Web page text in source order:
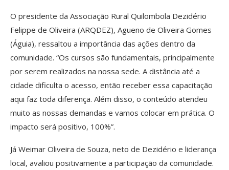
O presidente da Associação Rural Quilombola Dezidério
Felippe de Oliveira (ARQDEZ), Agueno de Oliveira Gomes
(Águia), ressaltou a importância das ações dentro da
comunidade. “Os cursos são fundamentais, principalmente
por serem realizados na nossa sede. A distância até a
cidade dificulta o acesso, então receber essa capacitação
aqui faz toda diferença. Além disso, o conteúdo atendeu
muito as nossas demandas e vamos colocar em prática. O
impacto será positivo, 100%”.
Já Weimar Oliveira de Souza, neto de Dezidério e liderança
local, avaliou positivamente a participação da comunidade.